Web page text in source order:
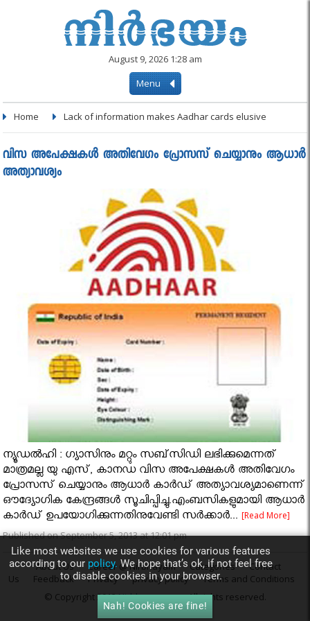
August 9, 2026 1:28 am
Menu
Home Lack of information makes Aadhar cards elusive
വിസ അപേക്ഷകള്‍ അതിവേഗം പ്രോസസ് ചെയ്യാനും ആധാര്‍
അത്യാവശ്യം
ന്യൂഡല്‍ഹി : ഗ്യാസിനും മറ്റും സബ്‌സിഡി ലഭിക്കുമെന്നത്
മാത്രമല്ല യു എസ്, കാനഡ വിസ അപേക്ഷകള്‍ അതിവേഗം
പ്രോസസ് ചെയ്യാനും ആധാര്‍ കാര്‍ഡ് അത്യാവശ്യമാണെന്ന്
ഔദ്യോഗിക കേന്ദ്രങ്ങള്‍ സൂചിപ്പിച്ചു.എംബസികളുമായി ആധാര്‍
കാര്‍ഡ് ഉപയോഗിക്കുന്നതിനുവേണ്ടി സര്‍ക്കാര്‍...[Read More]
Published on September 5, 2013 at 12:01 pm
About Us Career @ Nirbhayam Categories
Contact
Us
Feedback Privacy privacy policy
Terms and Conditions
© Copyright 2013Nirbhayam.com. All rights reserved.
Like most websites we use cookies for various features
according to our policy. We hope that’s ok, if not feel free
to disable cookies in your browser.
Nah! Cookies are fine!